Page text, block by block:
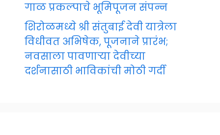
गाळ प्रकल्पाचे भूमिपूजन संपन्न
शिरोळमध्ये श्री संतुबाई देवी यात्रेला
विधीवत अभिषेक, पूजनाने प्रारंभ;
नवसाला पावणाऱ्या देवीच्या
दर्शनासाठी भाविकांची मोठी गर्दी